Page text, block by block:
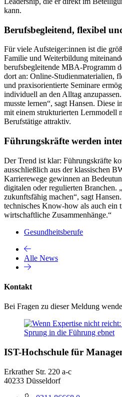
kann.
Berufsbegleitend, flexibel
Für viele Aufsteiger:innen ist die
Familie und Weiterbildung
berufsbegleitende MBA-Programm
dort an: Online-Studienmaterialien,
und praxisorientierte Seminare
individuell an den Alltag
musste lernen“, sagt Hansen. Diese
mit einem strukturierten Lernmodell
Berufstätige attraktiv.
Führungskräfte werden
Der Trend ist klar: Führungskräfte
ausschließlich aus der klassischen
Karrierewege gewinnen an
digitalen oder regulierten Branchen.
zukunftsfähig machen“, sagt
technisches Know-how als auch ein
wirtschaftliche Zusammenhänge.“
Gesundheitsberufe
Alle News
Kontakt
Bei Fragen zu dieser Meldung
IST-Hochschule für
Erkrather Str. 220 a-c
40233 Düsseldorf